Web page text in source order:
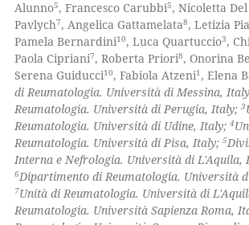
Mentioning
Contrasting
how this article has been
atscite.ai
shows how a scientific paper
cited by providing the
of the citation, a
Alunno5, Francesco Carubbi5, Nicoletta
Pavlych7, Angelica Gattamelata8, Letizia
Pamela Bernardini10, Luca Quartuccio3,
Paola Cipriani7, Roberta Priori8, Onorina
Serena Guiducci10, Fabiola Atzeni1, Elena
di Reumatologia. Università di Messina,
Reumatologia. Università di Perugia, Italy;3
Reumatologia. Università di Udine, Italy;4
Reumatologia. Università di Pisa, Italy;5
Interna e Nefrologia. Università di L'Aquila,
6Dipartimento di Reumatologia. Università
7Unità di Reumatologia. Università di
Reumatologia. Università Sapienza Roma,